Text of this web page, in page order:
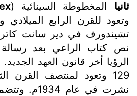
ثانيا المخطوطة السينائية (
وتعود للقرن الرابع الميلادي
تشيندورف في دير سانت
نص كتاب الراعي بعد
الرؤيا أخر قانون العهد
129 وتعود لمنتصف القرن
نشرت في عام